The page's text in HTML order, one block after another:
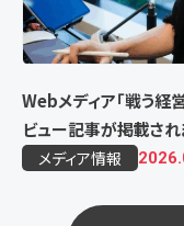
Webメディア「戦う経
ビュー記事が掲載され
メディア情報